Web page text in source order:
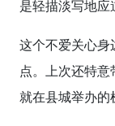
是轻描淡写地应
这个不爱关心身
点。上次还特
就在县城举办的